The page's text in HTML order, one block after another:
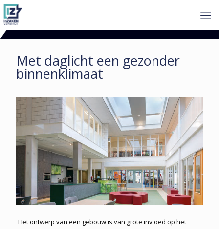
Met daglicht een gezonder
binnenklimaat
Het ontwerp van een gebouw is van grote invloed op het